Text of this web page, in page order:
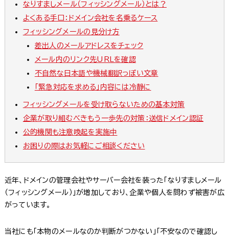
なりすましメール（フィッシングメール）とは？
よくある手口：ドメイン会社を名乗るケース
フィッシングメールの見分け方
差出人のメールアドレスをチェック
メール内のリンク先URLを確認
不自然な日本語や機械翻訳っぽい文章
「緊急対応を求める」内容には冷静に
フィッシングメールを受け取らないための基本対策
企業が取り組むべきもう一歩先の対策：送信ドメイン認証
公的機関も注意喚起を実施中
お困りの際はお気軽にご相談ください
近年、ドメインの管理会社やサーバー会社を装った「なりすましメール
（フィッシングメール）」が増加しており、企業や個人を問わず被害が広
がっています。
当社にも「本物のメールなのか判断がつかない」「不安なので確認し